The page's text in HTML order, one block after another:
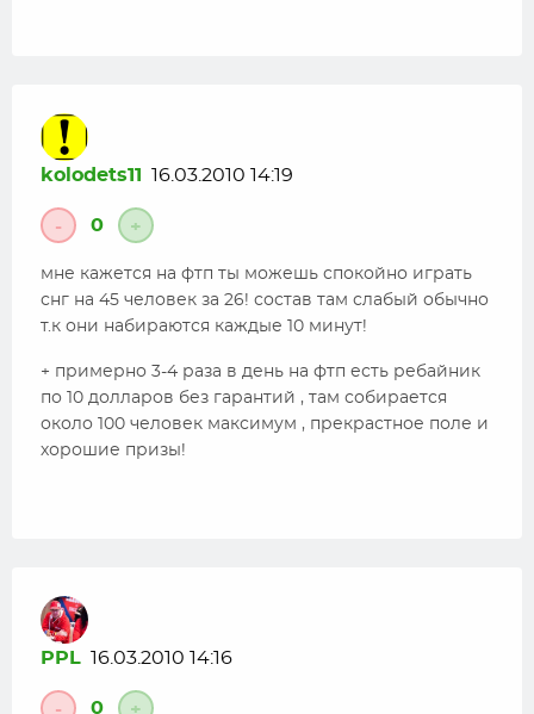
kolodets11 16.03.2010 14:19
- 0 +
мне кажется на фтп ты можешь спокойно играть
снг на 45 человек за 26! состав там слабый обычно
т.к они набираются каждые 10 минут!
+ примерно 3-4 раза в день на фтп есть ребайник
по 10 долларов без гарантий , там собирается
около 100 человек максимум , прекрастное поле и
хорошие призы!
PPL 16.03.2010 14:16
0